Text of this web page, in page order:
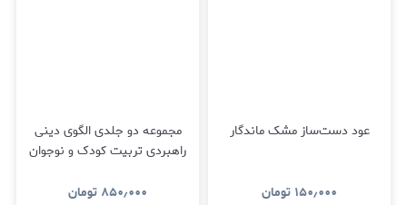
عود دست‌ساز مشک ماندگار
۱۵۰٫۰۰۰ تومان
مجموعه دو جلدی الگوی دینی
راهبردی تربیت کودک و نوجوان
۸۵۰٫۰۰۰ تومان